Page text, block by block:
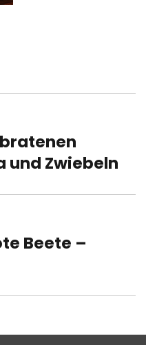
und Zwiebeln
Beete –